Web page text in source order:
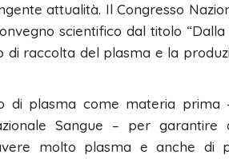
attualità. Il Congresso
scientifico dal titolo
raccolta del plasma e la
plasma come materia prima
Sangue – per
molto plasma e anche di